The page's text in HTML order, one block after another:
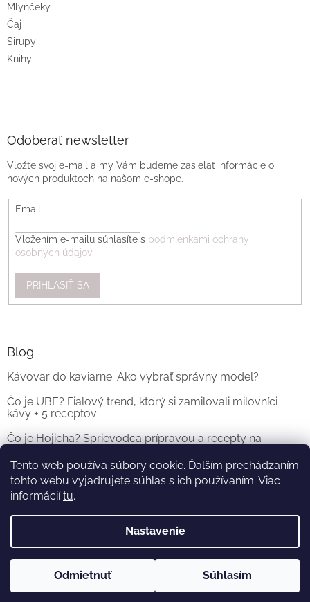
Tento web používa súbory cookie. Ďalším prechádzaním
tohto webu vyjadrujete súhlas s ich používaním. Viac
informáciítu.
Nastavenie
Odmietnuť Súhlasím
Mlynčeky
Čaj
Sirupy
Knihy
Odoberať newsletter
Vložte svoj e-mail a my Vám budeme zasielať informácie o
nových produktoch na našom e-shope.
Email
Vložením e-mailu súhlasíte s podmienkami ochrany
osobných údajov
PRIHLÁSIŤ SA
Blog
Kávovar do kaviarne: Ako vybrať správny model?
Čo je UBE? Fialový trend, ktorý si zamilovali milovníci
kávy + 5 receptov
Čo je Hojicha? Sprievodca prípravou a recepty na
ARCHÍV
Vytvoril Shoptet a
Copyright 2026 . Všetky práva vyhradené.